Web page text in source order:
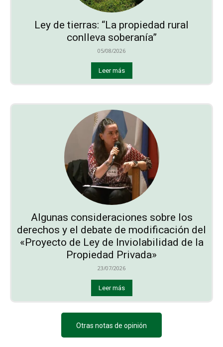
Ley de tierras: “La propiedad rural
conlleva soberanía”
05/08/2026
Leer más
Algunas consideraciones sobre los
derechos y el debate de modificación del
«Proyecto de Ley de Inviolabilidad de la
Propiedad Privada»
23/07/2026
Leer más
Otras notas de opinión